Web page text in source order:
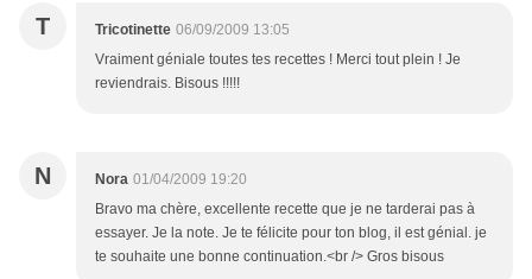
T Tricotinette 06/09/2009 13:05
Vraiment géniale toutes tes recettes ! Merci tout plein ! Je
reviendrais. Bisous !!!!!
N Nora 01/04/2009 19:20
Bravo ma chère, excellente recette que je ne tarderai pas à
essayer. Je la note. Je te félicite pour ton blog, il est génial. je
te souhaite une bonne continuation.<br /> Gros bisous